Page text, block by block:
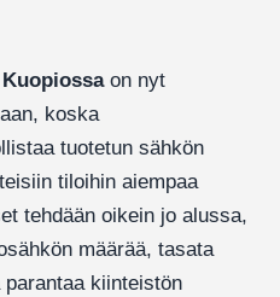
on nyt
koska
tuotetun sähkön
tiloihin aiempaa
tehdään oikein jo alussa,
määrää, tasata
kiinteistön